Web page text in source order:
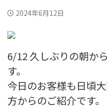
2024年6月12日
6/12 久しぶりの朝か
す。
今日のお客様も日頃
方からのご紹介です。